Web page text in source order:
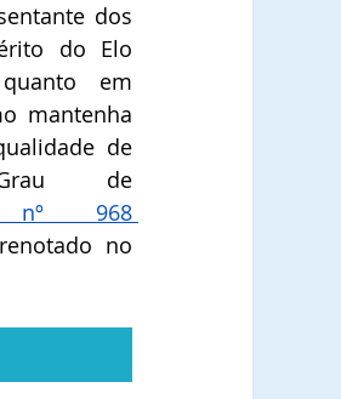
dos
do Elo
em
mantenha
de
nº  968
no